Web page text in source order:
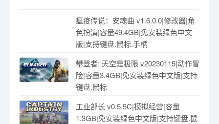
瘟疫传说：安魂曲 v1.6.0.0|修改器|角
色扮演|容量49.4GB|免安装绿色中文
版|支持键盘.鼠标.手柄
攀登者: 天空是极限 v20230115|动作冒
险|容量3.4GB|免安装绿色中文版|支持
键盘.鼠标
工业部长 v0.5.5C|模拟经营|容量
1.3GB|免安装绿色中文版|支持键盘.鼠